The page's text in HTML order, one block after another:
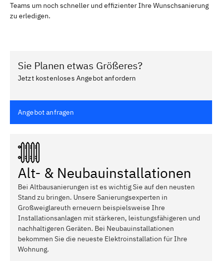
Teams um noch schneller und effizienter Ihre Wunschsanierung
zu erledigen.
Sie Planen etwas Größeres?
Jetzt kostenloses Angebot anfordern
Angebot anfragen
Alt- & Neubauinstallationen
Bei Altbausanierungen ist es wichtig Sie auf den neusten
Stand zu bringen. Unsere Sanierungsexperten in
Großweiglareuth erneuern beispielsweise Ihre
Installationsanlagen mit stärkeren, leistungsfähigeren und
nachhaltigeren Geräten. Bei Neubauinstallationen
bekommen Sie die neueste Elektroinstallation für Ihre
Wohnung.